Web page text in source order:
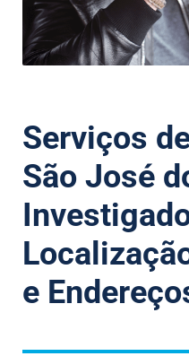
Serviços
São José
e